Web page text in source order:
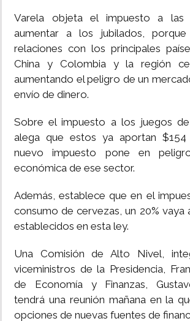
Varela objeta el impuesto a las
aumentar a los jubilados, porque
relaciones con los principales
China y Colombia y la región
aumentando el peligro de un
envío de dinero.
Sobre el impuesto a los juegos
alega que estos ya aportan
nuevo impuesto pone en
económica de ese sector.
Además, establece que en el
consumo de cervezas, un 20% vaya
establecidos en esta ley.
Una Comisión de Alto Nivel,
viceministros de la Presidencia,
de Economía y Finanzas,
tendrá una reunión mañana en la
opciones de nuevas fuentes de